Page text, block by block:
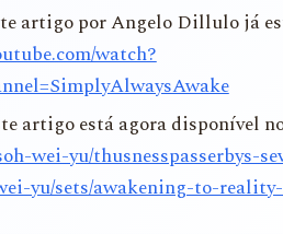
artigo por Angelo Dillulo já
watch?
artigo está agora disponível
wei-yu/thusnesspasserbys-
yu/sets/awakening-to-